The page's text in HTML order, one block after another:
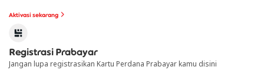
Aktivasi sekarang
Registrasi Prabayar
Jangan lupa registrasikan Kartu Perdana Prabayar kamu disini